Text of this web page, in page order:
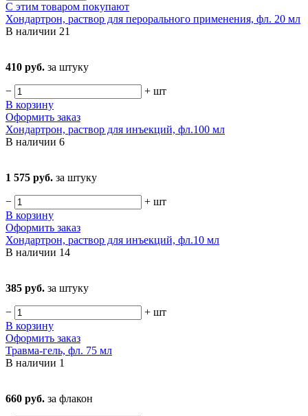
С этим товаром покупают
Хондартрон, раствор для перорального применения, фл. 20 мл
В наличии 21
410 руб. за штуку
− + шт
В корзину
Оформить заказ
Хондартрон, раствор для инъекций, фл.100 мл
В наличии 6
1 575 руб. за штуку
− + шт
В корзину
Оформить заказ
Хондартрон, раствор для инъекций, фл.10 мл
В наличии 14
385 руб. за штуку
− + шт
В корзину
Оформить заказ
Травма-гель, фл. 75 мл
В наличии 1
660 руб. за флакон